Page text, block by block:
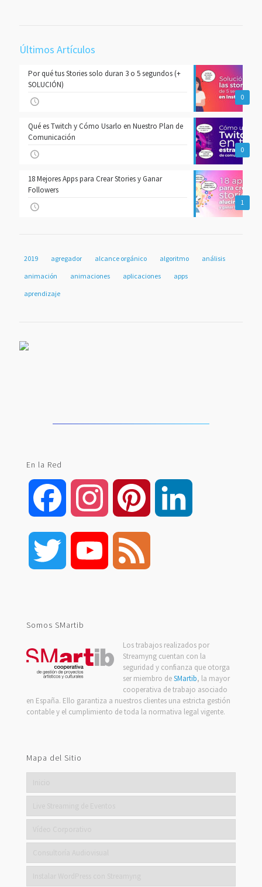
Últimos Artículos
0
Por qué tus Stories solo duran 3 o 5 segundos (+
SOLUCIÓN)
0
Qué es Twitch y Cómo Usarlo en Nuestro Plan de
Comunicación
1
18 Mejores Apps para Crear Stories y Ganar
Followers
2019 agregador alcance orgánico algoritmo
análisis
animación
animaciones aplicaciones
apps
aprendizaje
En la Red
Facebook Instagram Pinterest
Twitter YouTube
Somos SMartib
Los trabajos realizados por
Streamyng cuentan con la
seguridad y confianza que otorga
ser miembro deSMartib, la mayor
cooperativa de trabajo asociado
en España. Ello garantiza a nuestros clientes una estricta gestión
contable y el cumplimiento de toda la normativa legal vigente.
Mapa del Sitio